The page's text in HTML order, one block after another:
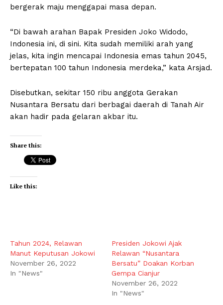
bergerak maju menggapai masa depan.
“Di bawah arahan Bapak Presiden Joko Widodo,
Indonesia ini, di sini. Kita sudah memiliki arah yang
jelas, kita ingin mencapai Indonesia emas tahun 2045,
bertepatan 100 tahun Indonesia merdeka,” kata Arsjad.
Disebutkan, sekitar 150 ribu anggota Gerakan
Nusantara Bersatu dari berbagai daerah di Tanah Air
akan hadir pada gelaran akbar itu.
Share this:
Like this:
Tahun 2024, Relawan
Manut Keputusan Jokowi
November 26, 2022
In "News"
Presiden Jokowi Ajak
Relawan “Nusantara
Bersatu” Doakan Korban
Gempa Cianjur
November 26, 2022
In "News"